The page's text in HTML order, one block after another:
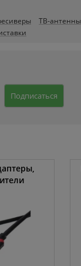
ТВ-антенны
Подписаться